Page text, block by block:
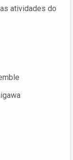
atividades do